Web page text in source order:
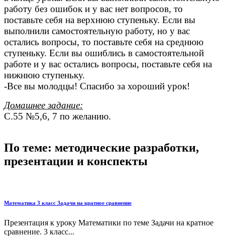
работу без ошибок и у вас нет вопросов, то
поставьте себя на верхнюю ступеньку. Если вы
выполнили самостоятельную работу, но у вас
остались вопросы, то поставьте себя на среднюю
ступеньку. Если вы ошиблись в самостоятельной
работе и у вас остались вопросы, поставьте себя на
нижнюю ступеньку.
-Все вы молодцы! Спасибо за хороший урок!
Домашнее задание:
С.55 №5,6, 7 по желанию.
По теме: методические разработки,
презентации и конспекты
Математика 3 класс Задачи на кратное сравнение
Презентация к уроку Математики по теме Задачи на кратное
сравнение. 3 класс...